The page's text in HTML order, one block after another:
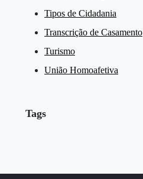
Tipos de Cidadania
Transcrição de Casamento
Turismo
União Homoafetiva
Tags